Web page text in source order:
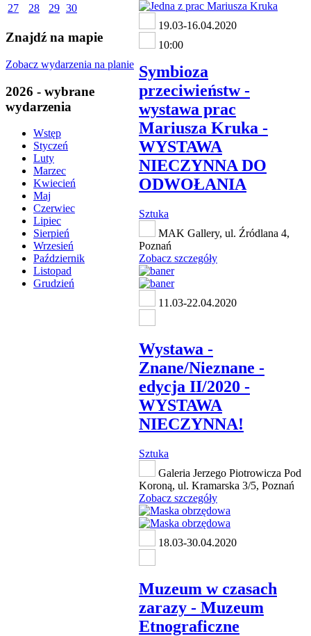
27
28 29 30
Znajdź na mapie
Zobacz wydarzenia na planie
2026 - wybrane
wydarzenia
Wstęp
Styczeń
Luty
Marzec
Kwiecień
Maj
Czerwiec
Lipiec
Sierpień
Wrzesień
Październik
Listopad
Grudzień
19.03-16.04.2020
10:00
Symbioza
przeciwieństw -
wystawa prac
Mariusza Kruka -
WYSTAWA
NIECZYNNA DO
ODWOŁANIA
Sztuka
MAK Gallery, ul. Źródlana 4,
Poznań
Zobacz szczegóły
11.03-22.04.2020
Wystawa -
Znane/Nieznane -
edycja II/2020 -
WYSTAWA
NIECZYNNA!
Sztuka
Galeria Jerzego Piotrowicza Pod
Koroną, ul. Kramarska 3/5, Poznań
Zobacz szczegóły
18.03-30.04.2020
Muzeum w czasach
zarazy - Muzeum
Etnograficzne